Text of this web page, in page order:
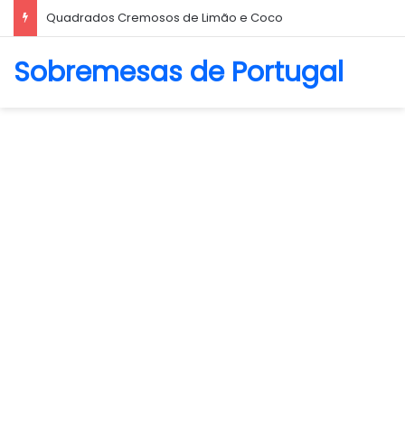
Biscoito Amanteigado
Sobremesas de Portugal